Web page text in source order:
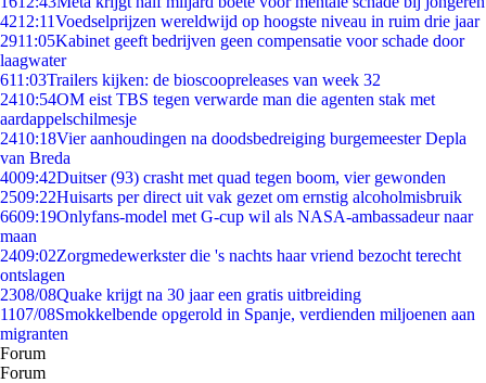
4212:11Voedselprijzen wereldwijd op hoogste niveau in ruim drie jaar
2911:05Kabinet geeft bedrijven geen compensatie voor schade door
laagwater
611:03Trailers kijken: de bioscoopreleases van week 32
2410:54OM eist TBS tegen verwarde man die agenten stak met
aardappelschilmesje
2410:18Vier aanhoudingen na doodsbedreiging burgemeester Depla
van Breda
4009:42Duitser (93) crasht met quad tegen boom, vier gewonden
2509:22Huisarts per direct uit vak gezet om ernstig alcoholmisbruik
6609:19Onlyfans-model met G-cup wil als NASA-ambassadeur naar
maan
2409:02Zorgmedewerkster die 's nachts haar vriend bezocht terecht
ontslagen
2308/08Quake krijgt na 30 jaar een gratis uitbreiding
1107/08Smokkelbende opgerold in Spanje, verdienden miljoenen aan
migranten
Forum
Forum